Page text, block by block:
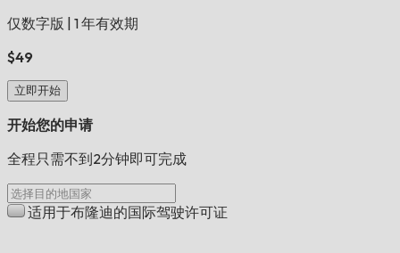
仅数字版
1 年有效期
$49
立即开始
开始您的申请
全程只需不到2分钟即可完成
适用于布隆迪的国际驾驶许可证